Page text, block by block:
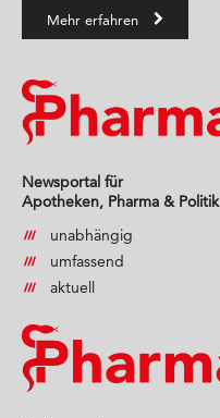
Mehr erfahren
Newsportal für
Apotheken, Pharma & Politik
unabhängig
umfassend
aktuell